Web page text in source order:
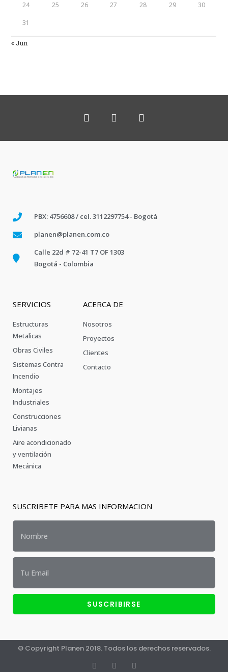
24 25 26 27 28 29 30
31
« Jun
PBX: 4756608 / cel. 3112297754 - Bogotá
planen@planen.com.co
Calle 22d # 72-41 T7 OF 1303
Bogotá - Colombia
SERVICIOS
Estructuras
Metalicas
Obras Civiles
Sistemas Contra
Incendio
Montajes
Industriales
Construcciones
Livianas
Aire acondicionado
y ventilación
Mecánica
ACERCA DE
Nosotros
Proyectos
Clientes
Contacto
SUSCRIBETE PARA MAS INFORMACION
SUSCRIBIRSE
© Copyright Planen 2018. Todos los derechos reservados.